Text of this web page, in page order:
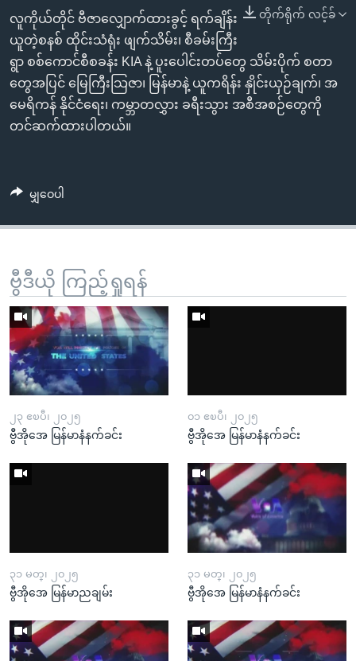
ကြည့်
ရန်
ရှာဖွေ
ရန်
နေရာ
သို့
ဘာသာစကားများ
တိုက်ရိုက် လင့်ခ်
လူကိုယ်တိုင် ဗီဇာလျှောက်ထားခွင့် ရက်ချိန်း
ယူတဲ့စနစ် ထိုင်းသံရုံး ဖျက်သိမ်း၊ စီခမ်းကြီး
ရွာ စစ်ကောင်စီစခန်း KIA နဲ့ ပူးပေါင်းတပ်တွေ သိမ်းပိုက် စတာ
တွေအပြင် မြေကြီးသြဇာ၊ မြန်မာနဲ့ ယူကရိန်း နှိုင်းယှဉ်ချက်၊ အ
မေရိကန် နိုင်ငံရေး၊ ကမ္ဘာတလွှား ခရီးသွား အစီအစဉ်တွေကို
တင်ဆက်ထားပါတယ်။
မျှဝေပါ
ဗွီဒီယို ကြည့်ရှုရန်
၂၃ ဧၿပီ၊ ၂၀၂၅
ဗွီအိုအေ မြန်မာနံနက်ခင်း
၀၁ ဧၿပီ၊ ၂၀၂၅
ဗွီအိုအေ မြန်မာနံနက်ခင်း
၃၁ မတ္၊ ၂၀၂၅
ဗွီအိုအေ မြန်မာညချမ်း
၃၁ မတ္၊ ၂၀၂၅
ဗွီအိုအေ မြန်မာနံနက်ခင်း